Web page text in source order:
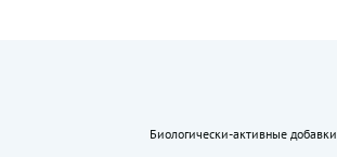
Биологически-активные добавки